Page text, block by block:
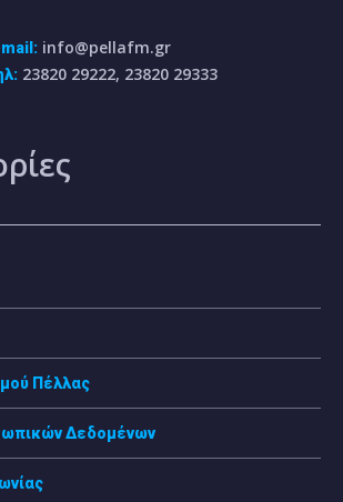
mail: info@pellafm.gr
23820 29222, 23820 29333
Πέλλας
Δεδομένων